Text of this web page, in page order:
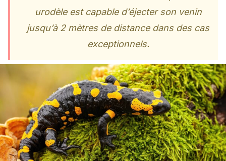
urodèle est capable d’éjecter son venin
jusqu’à 2 mètres de distance dans des cas
exceptionnels.